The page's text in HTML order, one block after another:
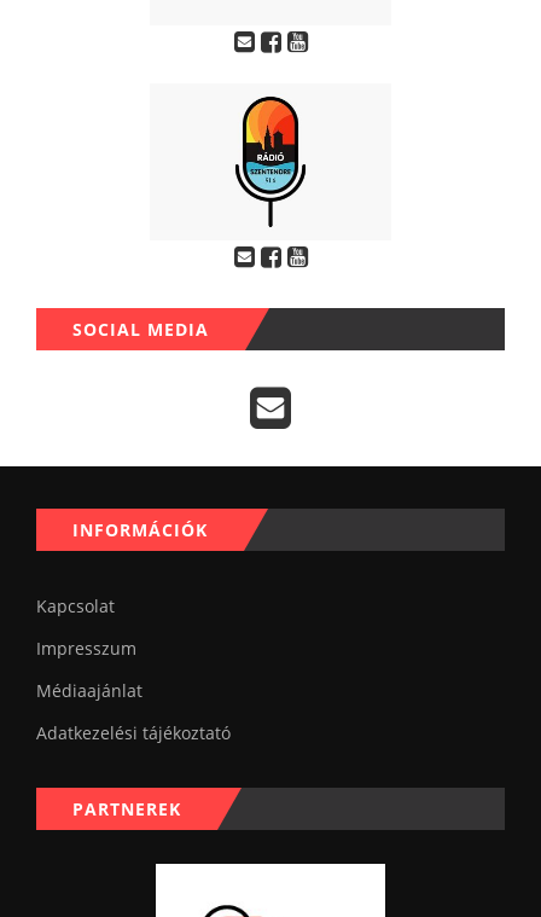
SOCIAL MEDIA
INFORMÁCIÓK
Kapcsolat
Impresszum
Médiaajánlat
Adatkezelési tájékoztató
PARTNEREK